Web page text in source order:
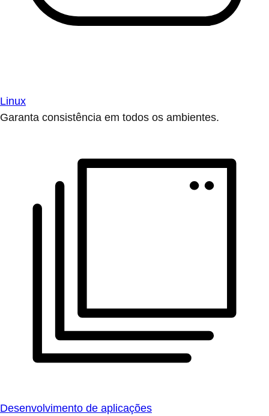
Linux
Garanta consistência em todos os ambientes.
Desenvolvimento de aplicações